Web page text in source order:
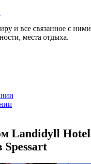
и все связанное с
места отдыха.
Landidyll
Spessart